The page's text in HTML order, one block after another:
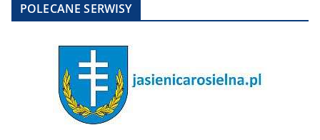
POLECANE SERWISY